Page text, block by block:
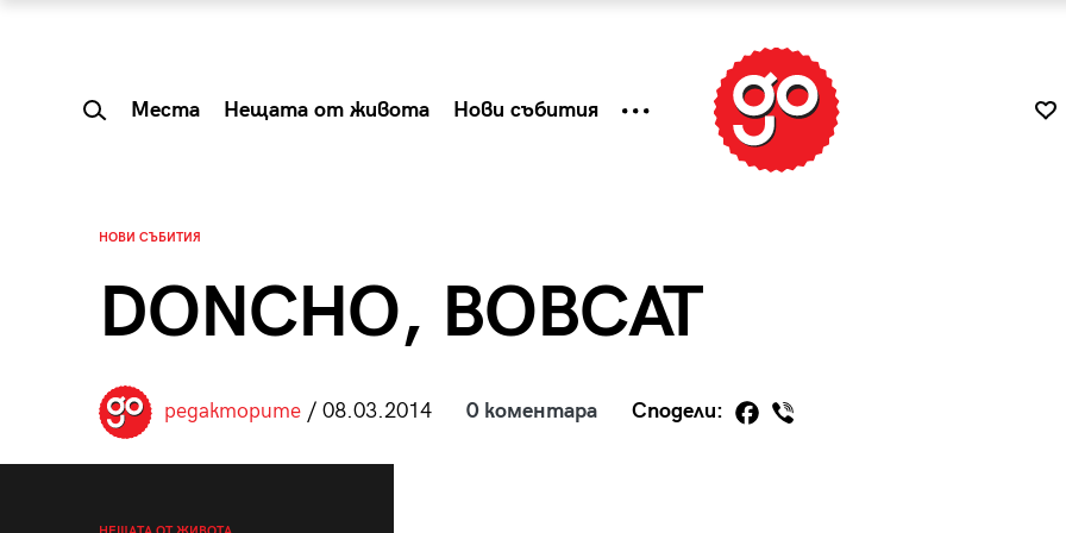
Места Нещата от живота Нови събития
НОВИ СЪБИТИЯ
DONCHO, BOBCAT
редакторите/ 08.03.2014 0 коментара Сподели: